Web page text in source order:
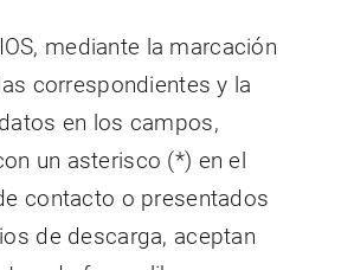
mediante la marcación
correspondientes y la
en los campos,
un asterisco (*) en el
contacto o presentados
de descarga, aceptan